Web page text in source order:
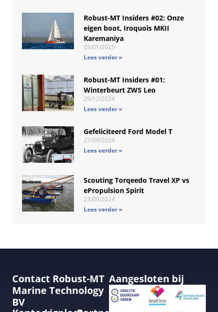
Robust-MT Insiders #02: Onze
eigen boot, Iroquois MKII
Karemaniya
05/01/2025
Lees verder »
Robust-MT Insiders #01:
Winterbeurt ZWS Leo
29/12/2024
Lees verder »
Gefeliciteerd Ford Model T
27/09/2024
Lees verder »
Scouting Torqeedo Travel XP vs
ePropulsion Spirit
23/09/2024
Lees verder »
Contact Robust-MT
Marine Technology
BV
Aangesloten bij